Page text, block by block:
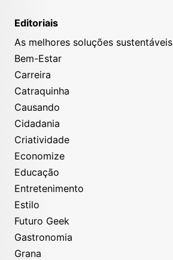
Editoriais
As melhores soluções sustentáveis
Bem-Estar
Carreira
Catraquinha
Causando
Cidadania
Criatividade
Economize
Educação
Entretenimento
Estilo
Futuro Geek
Gastronomia
Grana